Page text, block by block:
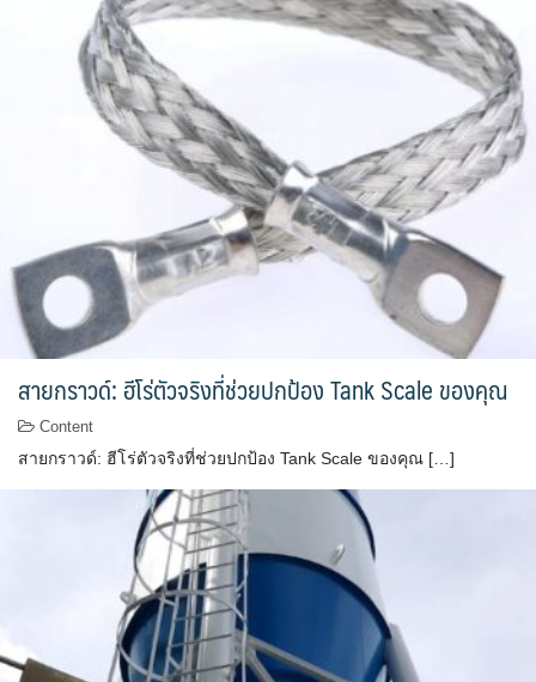
สายกราวด์: ฮีโร่ตัวจริงที่ช่วยปกป้อง Tank Scale ของคุณ
Content
สายกราวด์: ฮีโร่ตัวจริงที่ช่วยปกป้อง Tank Scale ของคุณ […]